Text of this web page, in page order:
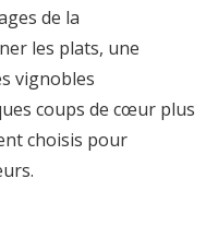
de la
les plats, une
vignobles
coups de cœur plus
choisis pour